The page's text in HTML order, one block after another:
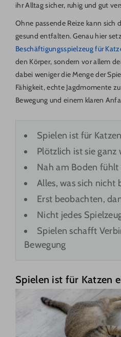
ihr Alltag sicher, ruhig und gut
Ohne passende Reize kann sich
gesund entfalten. Genau hier
Beschäftigungsspielzeug für
den Körper, sondern vor allem
dabei weniger die Menge der
Fähigkeit, echte Jagdmomente
Bewegung und einem klaren
Spielen ist für
Plötzlich ist sie ganz
Nah am Boden fühlt
Alles, was sich nicht
Erst beobachten,
Nicht jedes
Spielen schafft
Bewegung
Spielen ist für Katzen